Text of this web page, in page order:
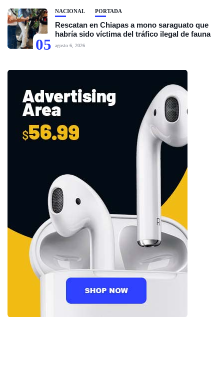
05
NACIONAL PORTADA
Rescatan en Chiapas a mono saraguato que
habría sido víctima del tráfico ilegal de fauna
agosto 6, 2026